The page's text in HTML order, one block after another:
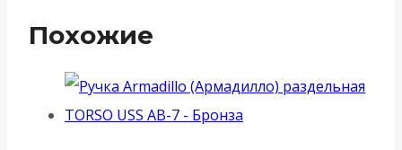
Похожие